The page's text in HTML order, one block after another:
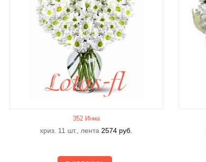
352 Инна
хриз. 11 шт., лента 2574 руб.